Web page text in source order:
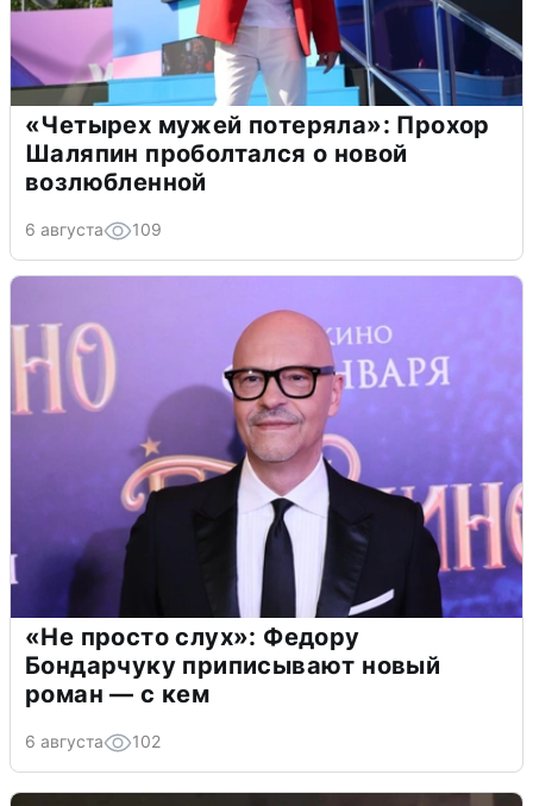
«Четырех мужей потеряла»: Прохор
Шаляпин проболтался о новой
возлюбленной
6 августа 109
«Не просто слух»: Федору
Бондарчуку приписывают новый
роман — с кем
6 августа 102